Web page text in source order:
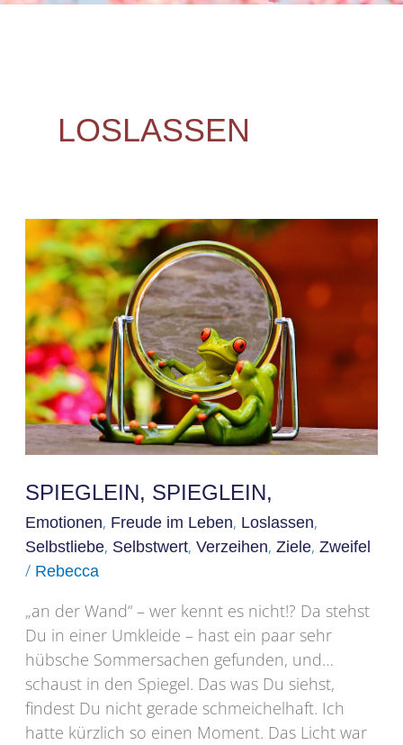
LOSLASSEN
SPIEGLEIN, SPIEGLEIN,
Emotionen, Freude im Leben, Loslassen,
Selbstliebe, Selbstwert, Verzeihen, Ziele, Zweifel
/ Rebecca
„an der Wand“ – wer kennt es nicht!? Da stehst
Du in einer Umkleide – hast ein paar sehr
hübsche Sommersachen gefunden, und…
schaust in den Spiegel. Das was Du siehst,
findest Du nicht gerade schmeichelhaft. Ich
hatte kürzlich so einen Moment. Das Licht war
Spieglein,
Spieglein,